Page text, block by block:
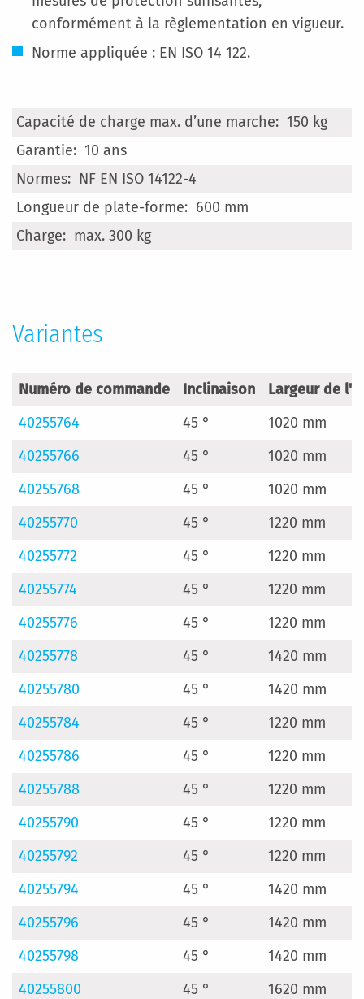
conformément à la règlementation en vigueur.
Norme appliquée : EN ISO 14 122.
Plus
150 kg
10 ans
NF EN ISO 14122-4
600 mm
max. 300 kg
Variantes
Numéro de commande Inclinaison
Largeur de
40255764
45 °
1020 mm
40255766
45 °
1020 mm
40255768
45 °
1020 mm
40255770
45 °
1220 mm
40255772
45 °
1220 mm
40255774
45 °
1220 mm
40255776
45 °
1220 mm
40255778
45 °
1420 mm
40255780
45 °
1420 mm
40255784
45 °
1220 mm
40255786
45 °
1220 mm
40255788
45 °
1220 mm
40255790
45 °
1220 mm
40255792
45 °
1220 mm
40255794
45 °
1420 mm
40255796
45 °
1420 mm
40255798
45 °
1420 mm
40255800
45 °
1620 mm